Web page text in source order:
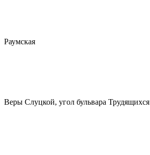
Раумская
Веры Слуцкой, угол бульвара Трудящихся